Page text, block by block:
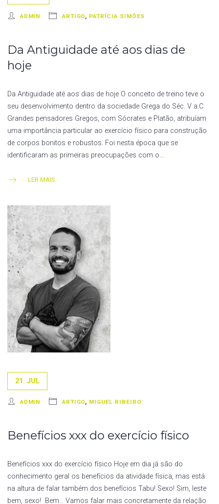
ADMIN ARTIGO, PATRÍCIA SIMÕES
Da Antiguidade até aos dias de
hoje
Da Antiguidade até aos dias de hoje O conceito de treino teve o
seu desenvolvimento dentro da sociedade Grega do Séc. V a.C
Grandes pensadores Gregos, com Sócrates e Platão, atribuíam
uma importância particular ao exercício físico para construção
de corpos bonitos e robustos. Foi nesta época que se
identificaram as primeiras preocupações com o…
LER MAIS
21. JUL
ADMIN ARTIGO, MIGUEL RIBEIRO
Benefícios xxx do exercício físico
Benefícios xxx do exercício físico Hoje em dia já são do
conhecimento geral os benefícios da atividade física, mas está
na altura de falar também dos benefícios Tabu! Sexo! Sim, leste
bem, sexo! Bem… Vamos falar mais concretamente da relação